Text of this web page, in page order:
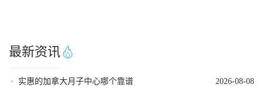
最新资讯
实惠的加拿大月子中心哪个靠谱
2026-08-08